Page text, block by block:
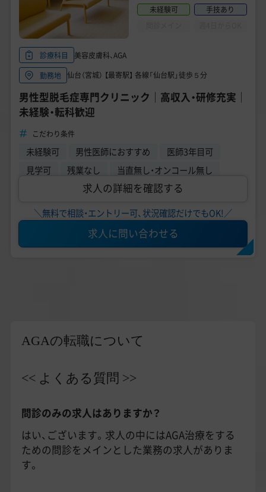
未経験可
手技あり
診療科目
美容皮膚科、AGA
勤務地 仙台（宮城） 【最寄駅】 各線「仙台駅」徒歩５分
男性型脱毛症専門クリニック｜高収入・研修充実｜
未経験・転科歓迎
こだわり条件
未経験可 男性医師におすすめ
医師3年目可
見学可
残業なし 当直無し・オンコール無し
求人の詳細を確認する
＼無料で相談・エントリー可、状況確認だけでもOK!／
求人に問い合わせる
AGAの転職について
<< よくある質問 >>
問診のみの求人はありますか？
はい、ございます。求人の中にはAGA治療をする
ための問診をメインとした業務の求人がありま
す。